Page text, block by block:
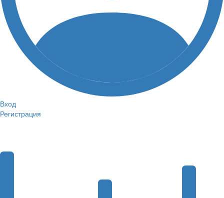
Вход
Регистрация